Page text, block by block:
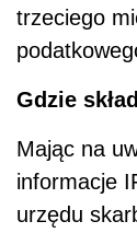
trzeciego
Gdzie
Mając na
informacje
urzędu